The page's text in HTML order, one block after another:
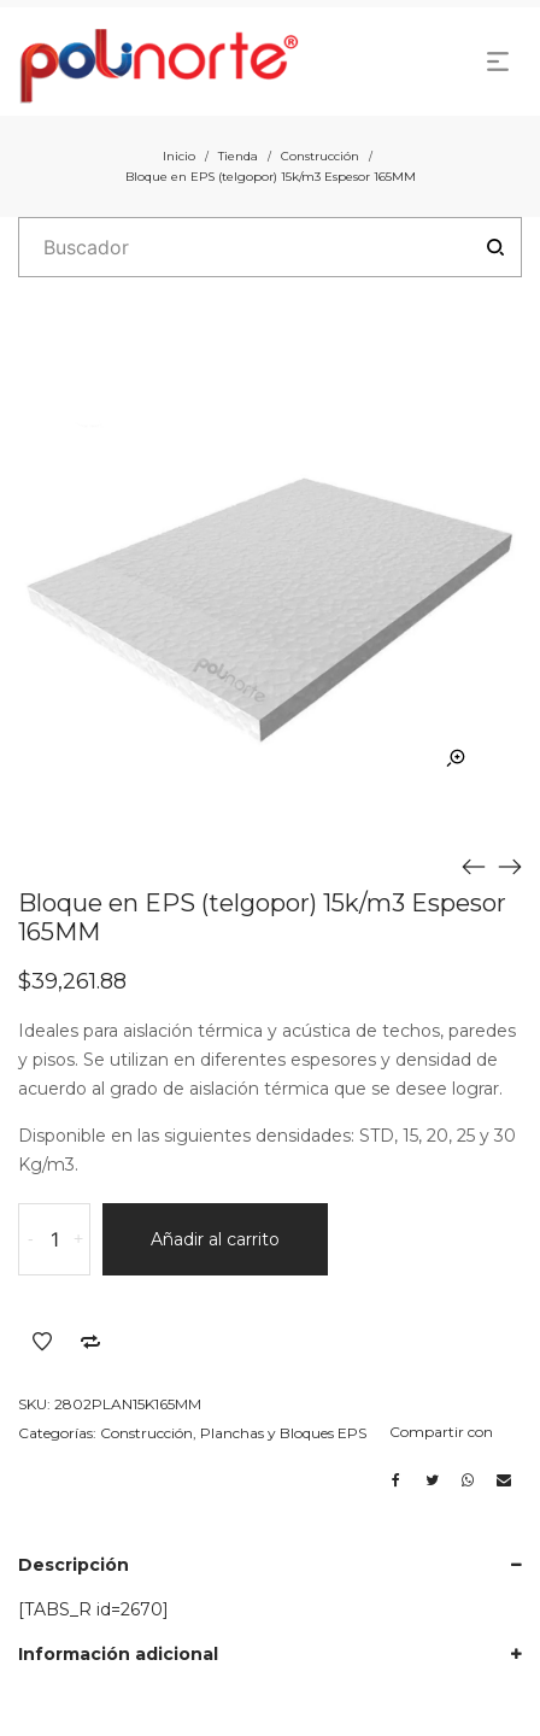
Inicio / Tienda / Construcción /
Bloque en EPS (telgopor) 15k/m3 Espesor 165MM
Bloque en EPS (telgopor) 15k/m3 Espesor
165MM
$39,261.88
Ideales para aislación térmica y acústica de techos, paredes
y pisos. Se utilizan en diferentes espesores y densidad de
acuerdo al grado de aislación térmica que se desee lograr.
Disponible en las siguientes densidades: STD, 15, 20, 25 y 30
Kg/m3.
-
en
EPS
15k/m3
+ Añadir al carrito
SKU: 2802PLAN15K165MM
Categorías: Construcción Planchas y Bloques EPS Compartir con
Descripción
[TABS_R id=2670]
Información adicional